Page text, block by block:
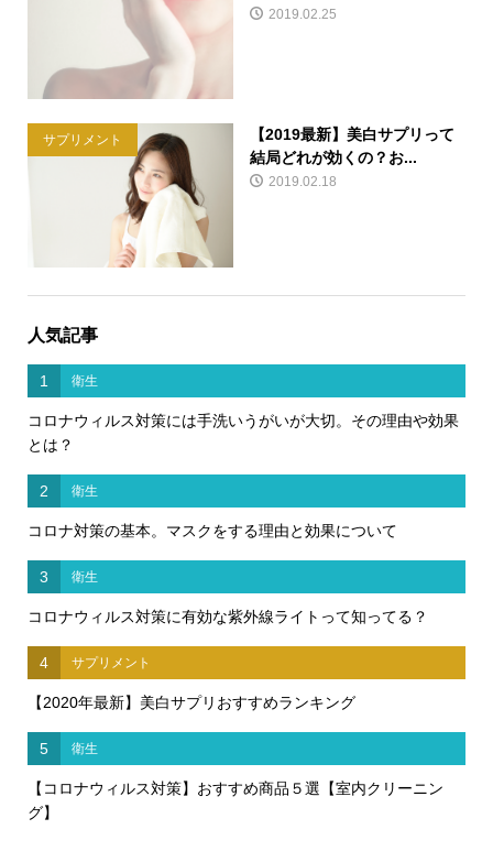
2019.02.25
サプリメント
【2019最新】美白サプリって
結局どれが効くの？お...
2019.02.18
人気記事
1 衛生
コロナウィルス対策には手洗いうがいが大切。その理由や効果
とは？
2 衛生
コロナ対策の基本。マスクをする理由と効果について
3 衛生
コロナウィルス対策に有効な紫外線ライトって知ってる？
4 サプリメント
【2020年最新】美白サプリおすすめランキング
5 衛生
【コロナウィルス対策】おすすめ商品５選【室内クリーニン
グ】